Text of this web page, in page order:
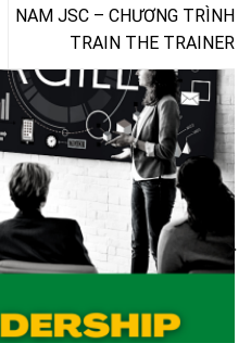
NAM JSC – CHƯƠNG TRÌNH
TRAIN THE TRAINER